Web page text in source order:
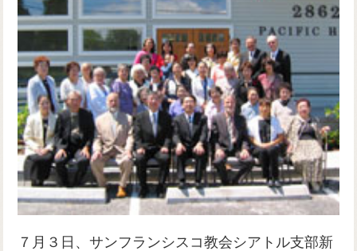
７月３日、サンフランシスコ教会シアトル支部新